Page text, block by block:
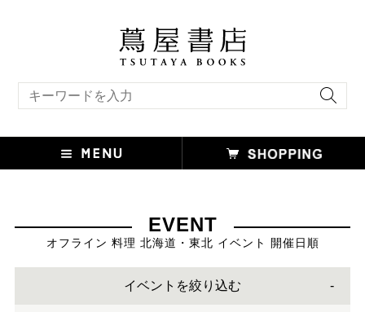
EVENT
オフライン 料理 北海道・東北 イベント 開催日順
イベントを絞り込む